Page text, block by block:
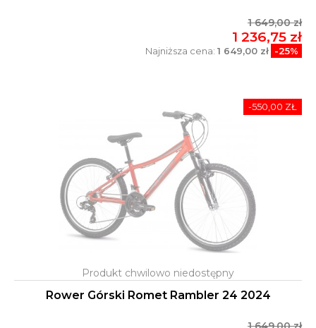
1 649,00 zł
1 236,75 zł
Najniższa cena: 1 649,00 zł -25%
Rower Górski Romet Rambler 24 2024
-550,00 ZŁ